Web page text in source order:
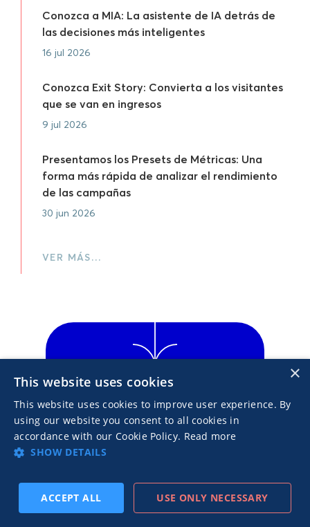
Conozca a MIA: La asistente de IA detrás de
las decisiones más inteligentes
16 jul 2026
Conozca Exit Story: Convierta a los visitantes
que se van en ingresos
9 jul 2026
Presentamos los Presets de Métricas: Una
forma más rápida de analizar el rendimiento
de las campañas
30 jun 2026
VER MÁS…
Comience a
anunciar con
nosotros hoy
mismo
Lance su primera campaña con
ROI positivo y logre resultados
×
This website uses cookies
This website uses cookies to improve user experience. By
using our website you consent to all cookies in
accordance with our Cookie Policy. Read more
SHOW DETAILS
ACCEPT ALL USE ONLY NECESSARY